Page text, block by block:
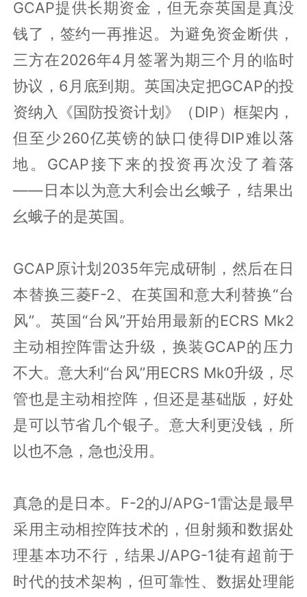
GCAP提供长期资金，但无奈英国是真没
钱了，签约一再推迟。为避免资金断供，
三方在2026年4月签署为期三个月的临时
协议，6月底到期。英国决定把GCAP的投
资纳入《国防投资计划》（DIP）框架内，
但至少260亿英镑的缺口使得DIP难以落
地。GCAP接下来的投资再次没了着落
——日本以为意大利会出幺蛾子，结果出
幺蛾子的是英国。
GCAP原计划2035年完成研制，然后在日
本替换三菱F-2、在英国和意大利替换“台
风”。英国“台风”开始用最新的ECRS Mk2
主动相控阵雷达升级，换装GCAP的压力
不大。意大利“台风”用ECRS Mk0升级，尽
管也是主动相控阵，但还是基础版，好处
是可以节省几个银子。意大利更没钱，所
以也不急，急也没用。
真急的是日本。F-2的J/APG-1雷达是最早
采用主动相控阵技术的，但射频和数据处
理基本功不行，结果J/APG-1徒有超前于
时代的技术架构，但可靠性、数据处理能